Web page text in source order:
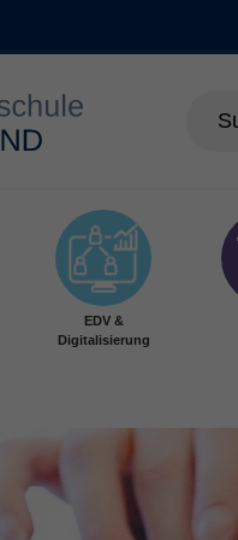
EDV &
Digitalisierung